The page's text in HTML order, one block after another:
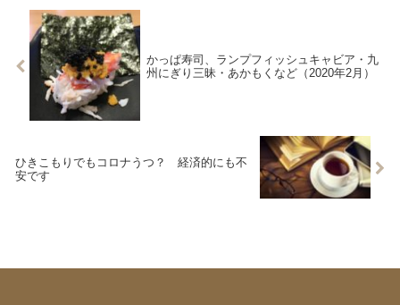
かっぱ寿司、ランプフィッシュキャビア・九
州にぎり三昧・あかもくなど（2020年2月）
ひきこもりでもコロナうつ？ 経済的にも不
安です